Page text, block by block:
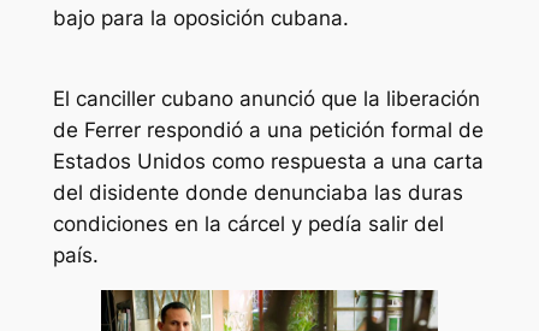
bajo para la oposición cubana.
El canciller cubano anunció que la liberación
de Ferrer respondió a una petición formal de
Estados Unidos como respuesta a una carta
del disidente donde denunciaba las duras
condiciones en la cárcel y pedía salir del
país.